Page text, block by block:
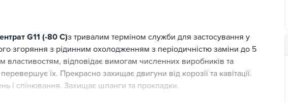
G11 (-80 C)з тривалим терміном служби для застосування у
згоряння з рідинним охолодженням з періодичністю заміни до 5
властивостям, відповідає вимогам численних виробників та
перевершує їх. Прекрасно захищає двигуни від корозії та кавітації.
і спінювання. Захищає шланги та прокладки.